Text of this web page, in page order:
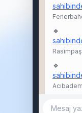
🔹
🔹
Mesaj